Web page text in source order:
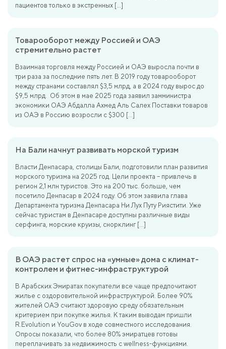
пациентов только в экстренных […]
Товарооборот между Россией и ОАЭ
стремительно растет
Взаимная торговля между Россией и ОАЭ выросла почти в
три раза за последние пять лет. В 2019 году товарооборот
между странами составлял $3,5 млрд, а в 2024 году вырос до
$9,5 млрд. Об этом в мае 2025 года заявил замминистра
экономики ОАЭ Абдалла Ахмед Аль Салех Поставки товаров
из ОАЭ в Россию возросли с $300 […]
На Бали начнут развивать морской туризм
Власти Денпасара, столицы Бали, подготовили план развития
морского туризма на 2025 год. Цели проекта – привлечь в
регион 2,1 млн туристов. Это на 200 тыс. больше, чем
посетило Денпасар в 2024 году. Об этом заявила глава
Департамента туризма Денпасара Ни Лух Путу Риястити. Уже
сейчас туристам в Денпасаре доступны различные виды
серфинга, морские круизы, снорклинг […]
В ОАЭ растет спрос на «умные» дома с климат-
контролем и фитнес-инфраструктурой
В Арабских Эмиратах покупатели все чаще предпочитают
жилье с оздоровительной инфраструктурой. Более 90%
жителей ОАЭ считают здоровую среду обязательным
критерием при покупке жилья. К таким выводам пришли
R.Evolution и YouGov в ходе совместного исследования.
Опросы показали, что более 80% эмиратцев готовы
переплачивать за недвижимость с wellness-функциями.